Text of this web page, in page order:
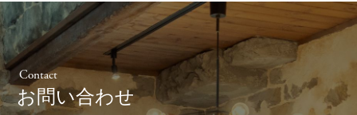
Contact
お問い合わせ